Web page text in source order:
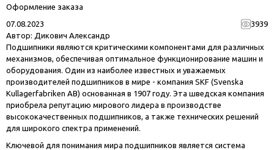
Оформление заказа
07.08.2023
3939
Автор: Дикович Александр
Подшипники являются критическими компонентами для различных
механизмов, обеспечивая оптимальное функционирование машин и
оборудования. Один из наиболее известных и уважаемых
производителей подшипников в мире - компания SKF (Svenska
Kullagerfabriken AB) основанная в 1907 году. Эта шведская компания
приобрела репутацию мирового лидера в производстве
высококачественных подшипников, а также технических решений
для широкого спектра применений.
Ключевой для понимания мира подшипников является система